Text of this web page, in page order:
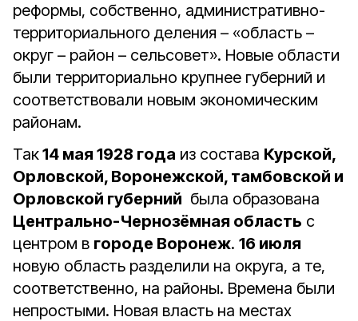
реформы, собственно, административно-
территориального деления – «область –
округ – район – сельсовет». Новые области
были территориально крупнее губерний и
соответствовали новым экономическим
районам.
Так14 мая 1928 года из состава Курской,
Орловской, Воронежской, тамбовской и
Орловской губерний была образована
Центрально-Чернозёмная область с
центром в городе Воронеж. 16 июля
новую область разделили на округа, а те,
соответственно, на районы. Времена были
непростыми. Новая власть на местах